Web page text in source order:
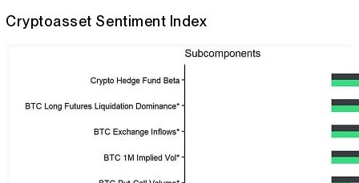
Cryptoasset Sentiment Index